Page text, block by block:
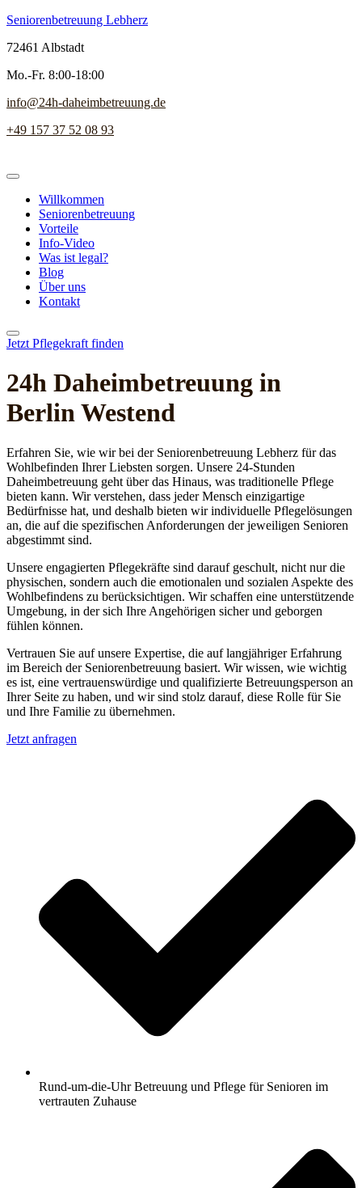
Seniorenbetreuung Lebherz
72461 Albstadt
Mo.-Fr. 8:00-18:00
info@24h-daheimbetreuung.de
+49 157 37 52 08 93
Willkommen
Seniorenbetreuung
Vorteile
Info-Video
Was ist legal?
Blog
Über uns
Kontakt
Jetzt Pflegekraft finden
24h Daheim­betreuung in
Berlin Westend
Erfahren Sie, wie wir bei der Seniorenbetreuung Lebherz für das
Wohlbefinden Ihrer Liebsten sorgen. Unsere 24-Stunden
Daheimbetreuung geht über das Hinaus, was traditionelle Pflege
bieten kann. Wir verstehen, dass jeder Mensch einzigartige
Bedürfnisse hat, und deshalb bieten wir individuelle Pflegelösungen
an, die auf die spezifischen Anforderungen der jeweiligen Senioren
abgestimmt sind.
Unsere engagierten Pflegekräfte sind darauf geschult, nicht nur die
physischen, sondern auch die emotionalen und sozialen Aspekte des
Wohlbefindens zu berücksichtigen. Wir schaffen eine unterstützende
Umgebung, in der sich Ihre Angehörigen sicher und geborgen
fühlen können.
Vertrauen Sie auf unsere Expertise, die auf langjähriger Erfahrung
im Bereich der Seniorenbetreuung basiert. Wir wissen, wie wichtig
es ist, eine vertrauenswürdige und qualifizierte Betreuungsperson an
Ihrer Seite zu haben, und wir sind stolz darauf, diese Rolle für Sie
und Ihre Familie zu übernehmen.
Jetzt anfragen
Rund-um-die-Uhr Betreuung und Pflege für Senioren im
vertrauten Zuhause